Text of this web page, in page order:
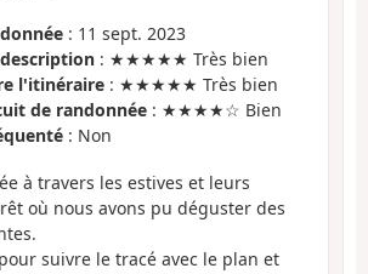
: 11 sept. 2023
: ★★★★★ Très bien
l'itinéraire : ★★★★★ Très bien
de randonnée : ★★★★☆ Bien
: Non
à travers les estives et leurs
où nous avons pu déguster des
suivre le tracé avec le plan et